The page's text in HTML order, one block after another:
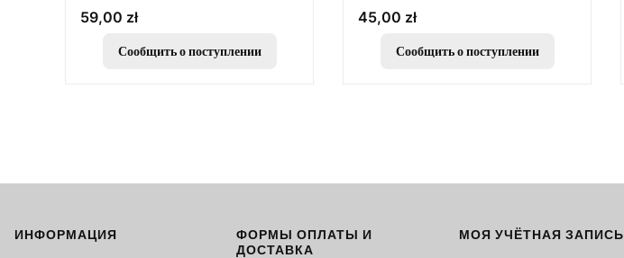
Цена
59,00 zł
Сообщить о поступлении
Цена
45,00 zł
Сообщить о поступлении
Footer menu
ИНФОРМАЦИЯ
ФОРМЫ ОПЛАТЫ И
ДОСТАВКА
МОЯ УЧЁТНАЯ ЗАПИСЬ